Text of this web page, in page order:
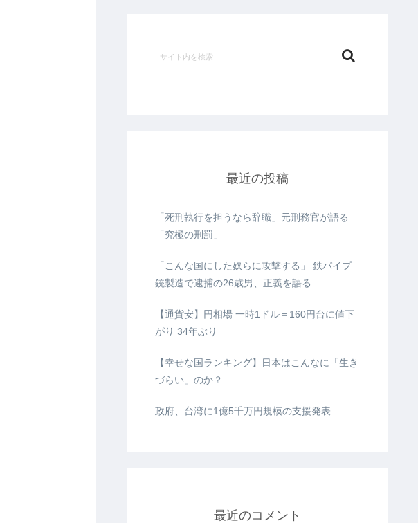
最近の投稿
「死刑執行を担うなら辞職」元刑務官が語る
「究極の刑罰」
「こんな国にした奴らに攻撃する」 鉄パイプ
銃製造で逮捕の26歳男、正義を語る
【通貨安】円相場 一時1ドル＝160円台に値下
がり 34年ぶり
【幸せな国ランキング】日本はこんなに「生き
づらい」のか？
政府、台湾に1億5千万円規模の支援発表
最近のコメント